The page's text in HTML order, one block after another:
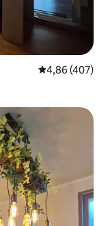
Gemiddelde
4,86 (407)